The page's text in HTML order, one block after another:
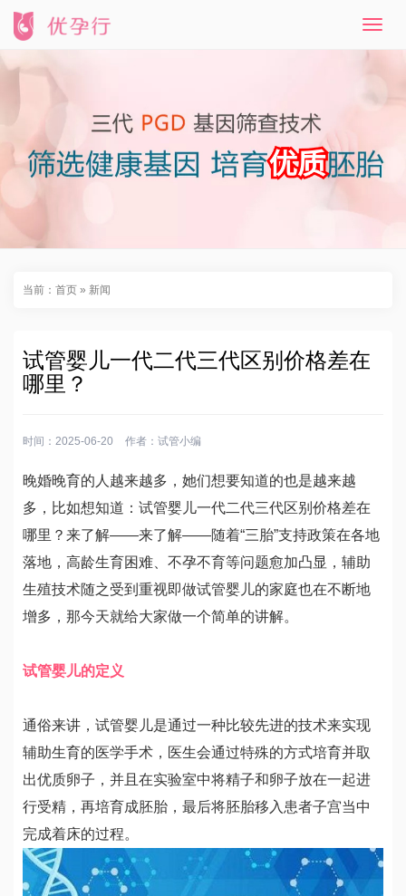
T
v
i
g
当前： 首页 » 新闻
试管婴儿一代二代三代区别价格差在
哪里？
时间：2025-06-20 作者： 试管小编
晚婚晚育的人越来越多，她们想要知道的也是越来越
多，比如想知道：试管婴儿一代二代三代区别价格差在
哪里？来了解——来了解——随着“三胎”支持政策在各地
落地，高龄生育困难、不孕不育等问题愈加凸显，辅助
生殖技术随之受到重视即做试管婴儿的家庭也在不断地
增多，那今天就给大家做一个简单的讲解。
试管婴儿的定义
通俗来讲，试管婴儿是通过一种比较先进的技术来实现
辅助生育的医学手术，医生会通过特殊的方式培育并取
出优质卵子，并且在实验室中将精子和卵子放在一起进
行受精，再培育成胚胎，最后将胚胎移入患者子宫当中
完成着床的过程。